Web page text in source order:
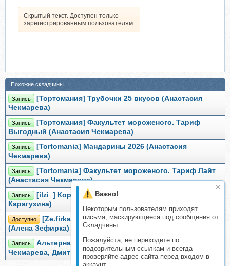
Важно!
Некоторым пользователям приходят
письма, маскирующиеся под сообщения от
Складчины.
Пожалуйста, не переходите по
подозрительным ссылкам и всегда
проверяйте адрес сайта перед входом в
Скрытый текст. Доступен только
зарегистрированным пользователям.
Похожие складчины
Запись
[Тортомания] Трубочки 25 вкусов (Анастасия
Чекмарева)
Запись
[Тортомания] Факультет мороженого. Тариф
Выгодный (Анастасия Чекмарева)
Запись
[Tortomania] Мандарины 2026 (Анастасия
Чекмарева)
Запись
[Tortomania] Факультет мороженого. Тариф Лайт
(Анастасия Чекмарева)
Запись
[ilzi_] Корпусные десерты. Тренд 2026 (Ильзира
Карагузина)
Доступно
[Ze.firka] Корпусные пирожные. Тариф Фрукты
(Алена Зефирка)
Запись
Альтернативное мороженое (Анастасия
Чекмарева, Дмитрий Чекмарев)